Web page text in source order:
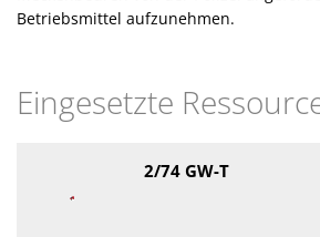
Betriebsmittel aufzunehmen.
Eingesetzte
2/74 GW-T